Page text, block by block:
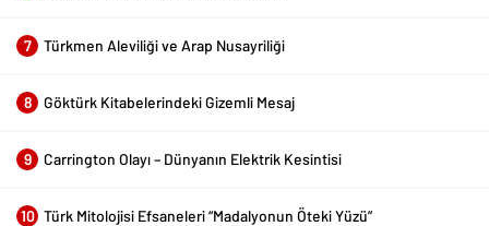
7 Türkmen Aleviliği ve Arap Nusayriliği
8 Göktürk Kitabelerindeki Gizemli Mesaj
9 Carrington Olayı – Dünyanın Elektrik Kesintisi
10 Türk Mitolojisi Efsaneleri “Madalyonun Öteki Yüzü”